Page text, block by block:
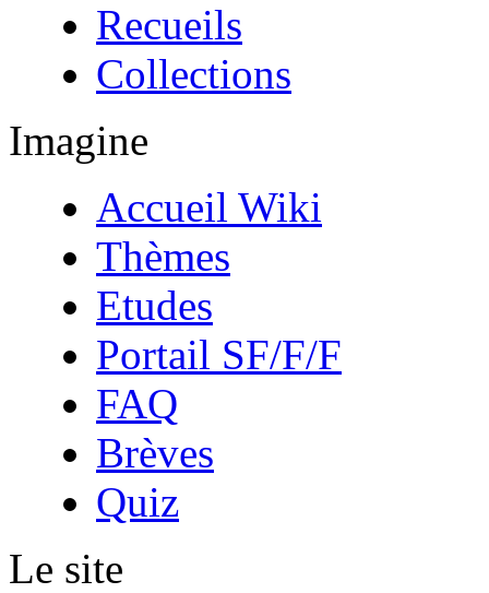
Recueils
Collections
Imagine
Accueil Wiki
Thèmes
Etudes
Portail SF/F/F
FAQ
Brèves
Quiz
Le site